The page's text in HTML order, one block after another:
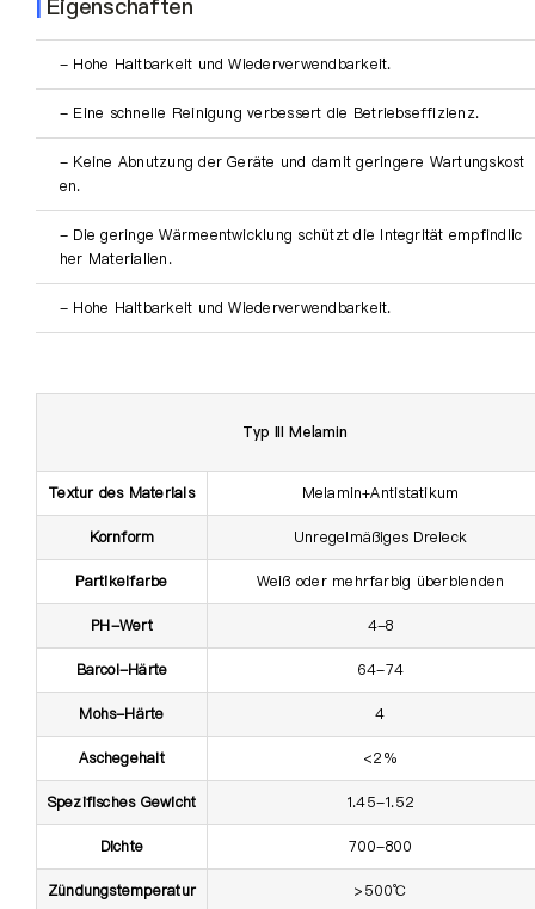
DE
Eigenschaften
- Hohe Haltbarkeit und Wiederverwendbarkeit.
- Eine schnelle Reinigung verbessert die Betriebseffizienz.
- Keine Abnutzung der Geräte und damit geringere Wartungskost
en.
- Die geringe Wärmeentwicklung schützt die Integrität empfindlic
her Materialien.
- Hohe Haltbarkeit und Wiederverwendbarkeit.
Typ III Melamin
Textur des Materials Melamin+Antistatikum
Kornform Unregelmäßiges Dreieck
Partikelfarbe Weiß oder mehrfarbig überblenden
PH-Wert 4-8
Barcol-Härte 64-74
Mohs-Härte 4
Aschegehalt <2%
Spezifisches Gewicht 1.45-1.52
Dichte 700-800
Zündungstemperatur >500℃